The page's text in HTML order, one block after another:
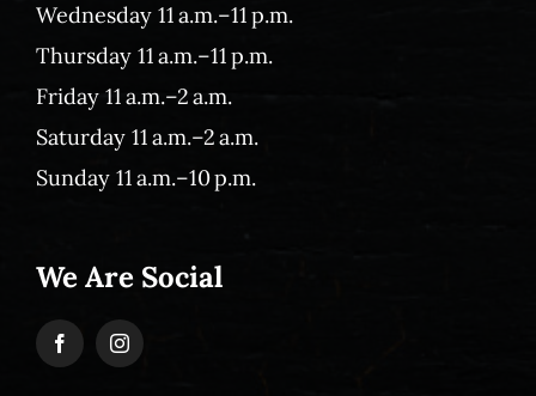
Wednesday 11 a.m.–11 p.m.
Thursday 11 a.m.–11 p.m.
Friday 11 a.m.–2 a.m.
Saturday 11 a.m.–2 a.m.
Sunday 11 a.m.–10 p.m.
We Are Social